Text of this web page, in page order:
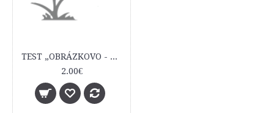
TEST „OBRÁZKOVO - SLOVNÍKOVÁ SKÚŠKA“ A JEHO VYUŽITIE PRI DIAGNOSTIKE DETÍ
2.00€